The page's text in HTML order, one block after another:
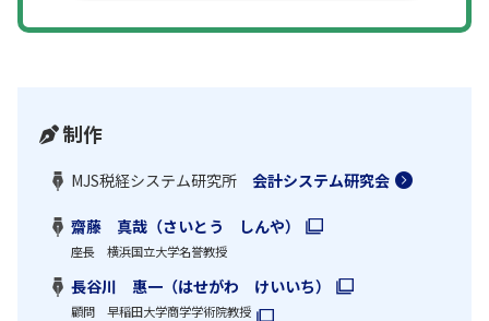
制作
MJS税経システム研究所 会計システム研究会
齋藤 真哉（さいとう しんや）
座長 横浜国立大学名誉教授
長谷川 惠一（はせがわ けいいち）
顧問 早稲田大学商学学術院教授